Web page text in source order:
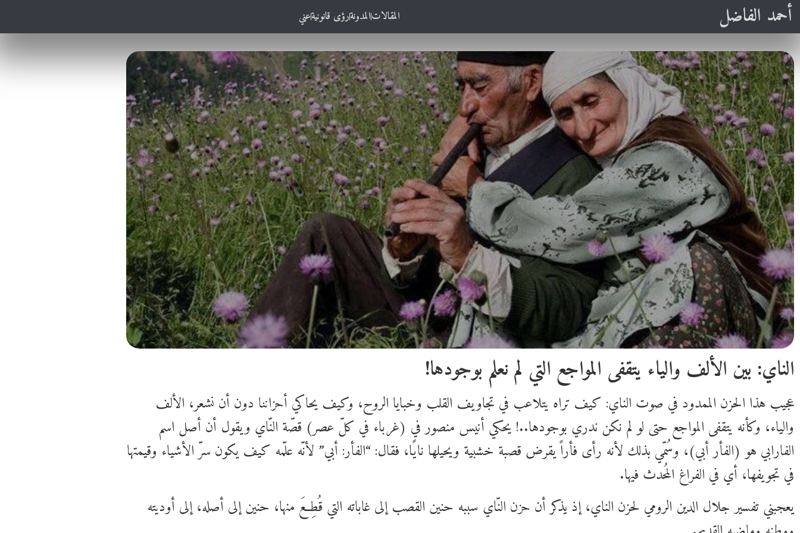
أحمد الفاضل المقالاتالمدونةرؤى قانونيةعني
الناي: بين الألف والياء يتقفى المواجع التي لم نعلم بوجودها!
عجيب هذا الحزن الممدود في صوت الناي: كيف تراه يتلاعب في تجاويف القلب وخبايا الروح، وكيف يحاكي أحزاننا دون أن نشعر، الألف
والياء، وكأنه يتقفى المواجع حتى لو لم نكن ندري بوجودها..! يحكي أنيس منصور في (غرباء في كلّ عصر) قصّة النّاي ويقول أن أصل اسم
الفارابي هو (الفأر أبي)، وسُمّي بذلك لأنه رأى فأراً يقرض قصبة خشبية ويحيلها نايًا، فقال: “الفأر: أبي” لأنّه علّمه كيف يكون سرّ الأشياء وقيمتها
في تجويفها، أي في الفراغ المُحدث فيها.
يعجبني تفسير جلال الدين الرومي لحزن الناي، إذ يذكر أن حزن النّاي سببه حنين القصب إلى غاباته التي قُطِعَ منها، حنين إلى أصله، إلى أوديته